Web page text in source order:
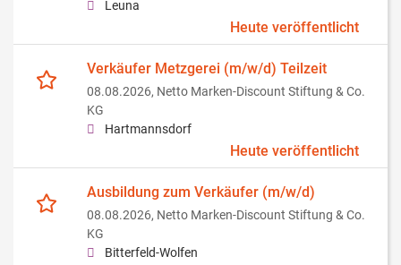
Leuna
Heute veröffentlicht
Verkäufer Metzgerei (m/w/d) Teilzeit
08.08.2026, Netto Marken-Discount Stiftung & Co.
KG
Hartmannsdorf
Heute veröffentlicht
Ausbildung zum Verkäufer (m/w/d)
08.08.2026, Netto Marken-Discount Stiftung & Co.
KG
Bitterfeld-Wolfen